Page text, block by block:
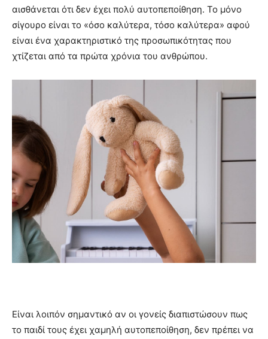
αισθάνεται ότι δεν έχει πολύ αυτοπεποίθηση. Το μόνο
σίγουρο είναι το «όσο καλύτερα, τόσο καλύτερα» αφού
είναι ένα χαρακτηριστικό της προσωπικότητας που
χτίζεται από τα πρώτα χρόνια του ανθρώπου.
Είναι λοιπόν σημαντικό αν οι γονείς διαπιστώσουν πως
το παιδί τους έχει χαμηλή αυτοπεποίθηση, δεν πρέπει να